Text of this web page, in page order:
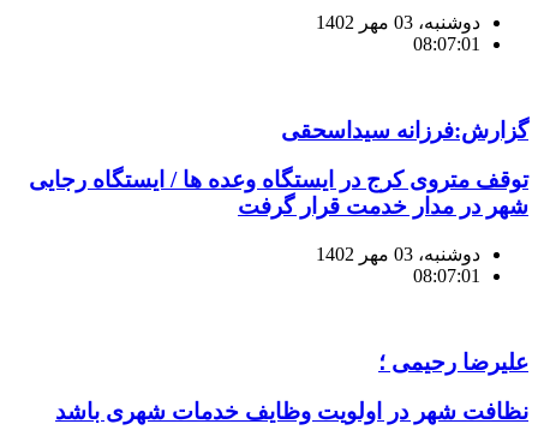
دوشنبه، 03 مهر 1402
08:07:01
گزارش:فرزانه سیداسحقی
توقف متروی کرج در ایستگاه وعده ها / ایستگاه رجایی
شهر در مدار خدمت قرار گرفت
دوشنبه، 03 مهر 1402
08:07:01
علیرضا رحیمی ؛
نظافت شهر در اولویت وظایف خدمات شهری باشد